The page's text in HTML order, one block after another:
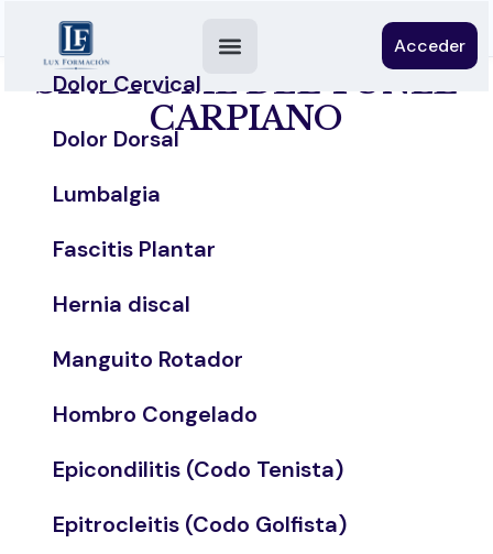
Acceder
SÍNDROME DEL TÚNEL
CARPIANO
Dolor Cervical
Dolor Dorsal
Lumbalgia
Fascitis Plantar
Hernia discal
Manguito Rotador
Hombro Congelado
Epicondilitis (Codo Tenista)
Epitrocleitis (Codo Golfista)